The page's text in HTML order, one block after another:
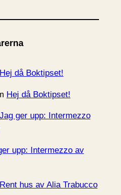
Hej då Boktipset!
Hej då Boktipset!
Jag ger upp: Intermezzo
upp: Intermezzo av
Rent hus av Alia Trabucco